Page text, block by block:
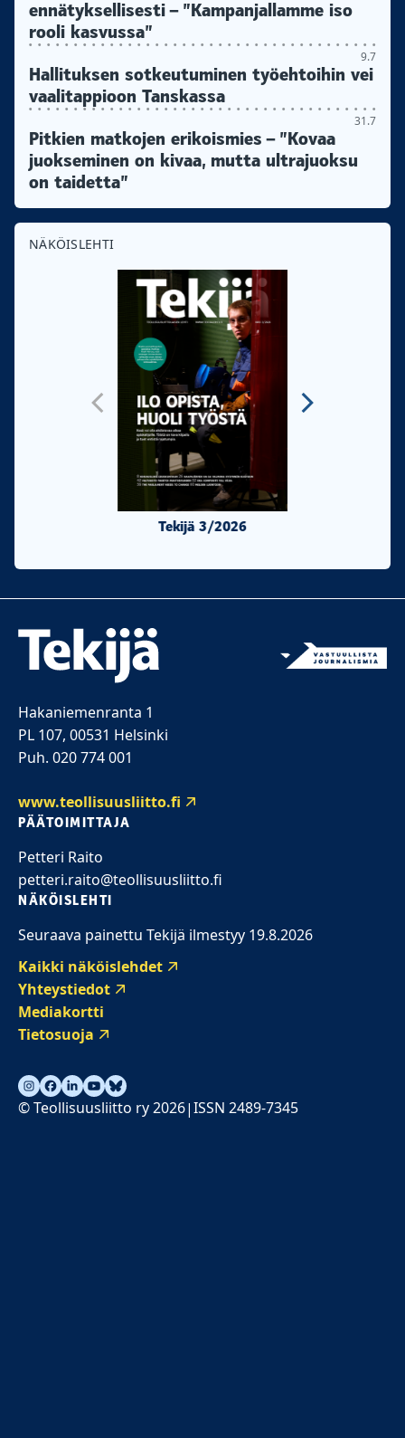
ennätyksellisesti – ”Kampanjallamme iso
rooli kasvussa”
9.7
Hallituksen sotkeutuminen työehtoihin vei
vaalitappioon Tanskassa
31.7
Pitkien matkojen erikoismies – ”Kovaa
juokseminen on kivaa, mutta ultrajuoksu
on taidetta”
NÄKÖISLEHTI
Tekijä 3/2026
Hakaniemenranta 1
PL 107, 00531 Helsinki
Puh. 020 774 001
www.teollisuusliitto.fi
PÄÄTOIMITTAJA
Petteri Raito
petteri.raito@teollisuusliitto.fi
NÄKÖISLEHTI
Seuraava painettu Tekijä ilmestyy 19.8.2026
Kaikki näköislehdet
Yhteystiedot
Mediakortti
Tietosuoja
© Teollisuusliitto ry 2026|ISSN 2489-7345